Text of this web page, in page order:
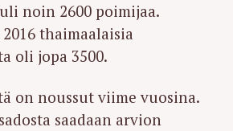
noin 2600 poimijaa.
thaimaalaisia
oli jopa 3500.
on noussut viime vuosina.
saadaan arvion